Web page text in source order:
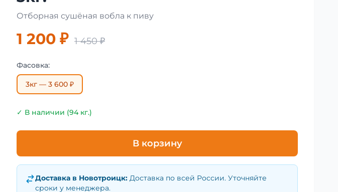
Отборная сушёная вобла к пиву
1 200 ₽ 1 450 ₽
Фасовка:
3кг — 3 600 ₽
✓ В наличии (94 кг.)
В корзину
Доставка в Новотроицк: Доставка по всей России. Уточняйте
сроки у менеджера.